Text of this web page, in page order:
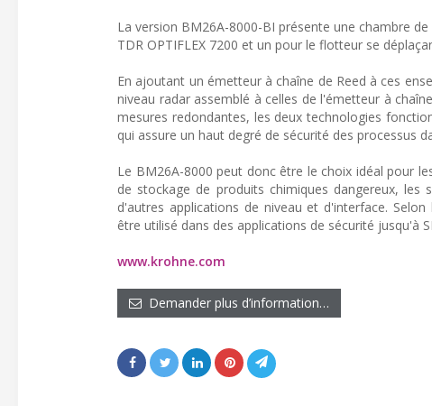
La version BM26A-8000-BI présente une chambre
TDR OPTIFLEX 7200 et un pour le flotteur se
En ajoutant un émetteur à chaîne de Reed à ces
niveau radar assemblé à celles de l'émetteur à
mesures redondantes, les deux technologies
qui assure un haut degré de sécurité des processus
Le BM26A-8000 peut donc être le choix idéal pour
de stockage de produits chimiques dangereux,
d'autres applications de niveau et d'interface.
être utilisé dans des applications de sécurité jusqu'à
www.krohne.com
Demander plus d’information…